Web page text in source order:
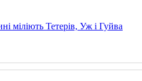
міліють Тетерів, Уж і Гуйва